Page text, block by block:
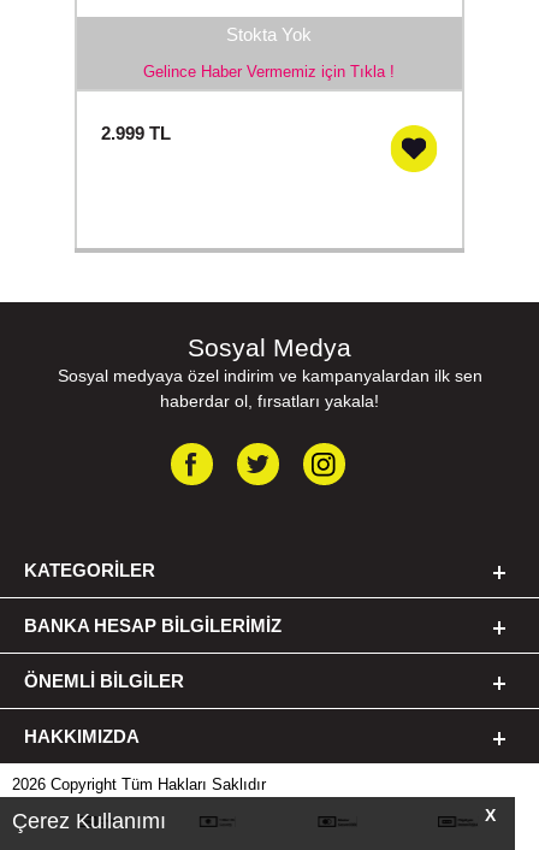
X
Çerez Kullanımı
Stokta Yok
Gelince Haber Vermemiz için Tıkla !
2.999TL
Sosyal Medya
Sosyal medyaya özel indirim ve kampanyalardan ilk sen
haberdar ol, fırsatları yakala!
KATEGORILER
BANKA HESAP BILGILERIMIZ
ÖNEMLI BILGILER
HAKKIMIZDA
2026 Copyright Tüm Hakları Saklıdır